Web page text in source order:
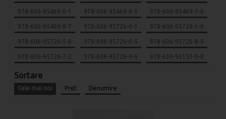
978-606-95469-0-1 978-606-95469-6-3 978-606-95469-7-0
978-606-95469-8-7 978-606-95726-0-3 978-606-95726-1-0
978-606-95726-5-8 978-606-95726-6-5 978-606-95726-8-9
978-606-95726-7-2 978-606-95726-9-6 978-630-95153-0-8
Sortare
Cele mai noi Pret Denumire